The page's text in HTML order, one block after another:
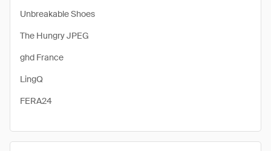
Unbreakable Shoes
The Hungry JPEG
ghd France
LingQ
FERA24